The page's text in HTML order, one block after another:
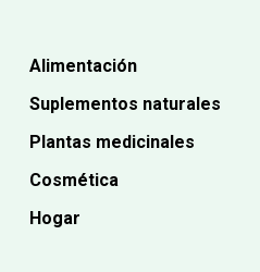
Alimentación
Suplementos naturales
Plantas medicinales
Cosmética
Hogar